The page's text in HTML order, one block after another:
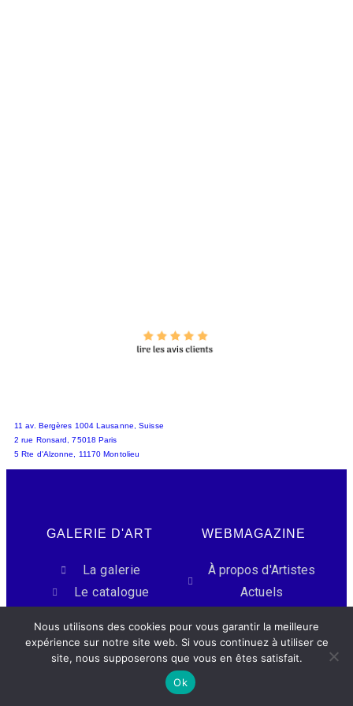
11 av. Bergères 1004 Lausanne, Suisse
2 rue Ronsard, 75018 Paris
5 Rte d'Alzonne, 11170 Montolieu
GALERIE D'ART
La galerie
Le catalogue
CGV
WEBMAGAZINE
À propos d'Artistes
Actuels
Accueil
Contact
Nous utilisons des cookies pour vous garantir la meilleure
expérience sur notre site web. Si vous continuez à utiliser ce
site, nous supposerons que vous en êtes satisfait.
Ok